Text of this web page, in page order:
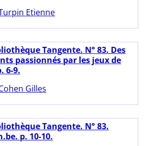
Etienne
Tangente. N° 83. Des
passionnés par les jeux de
6-9.
Gilles
Tangente. N° 83.
p. 10-10.